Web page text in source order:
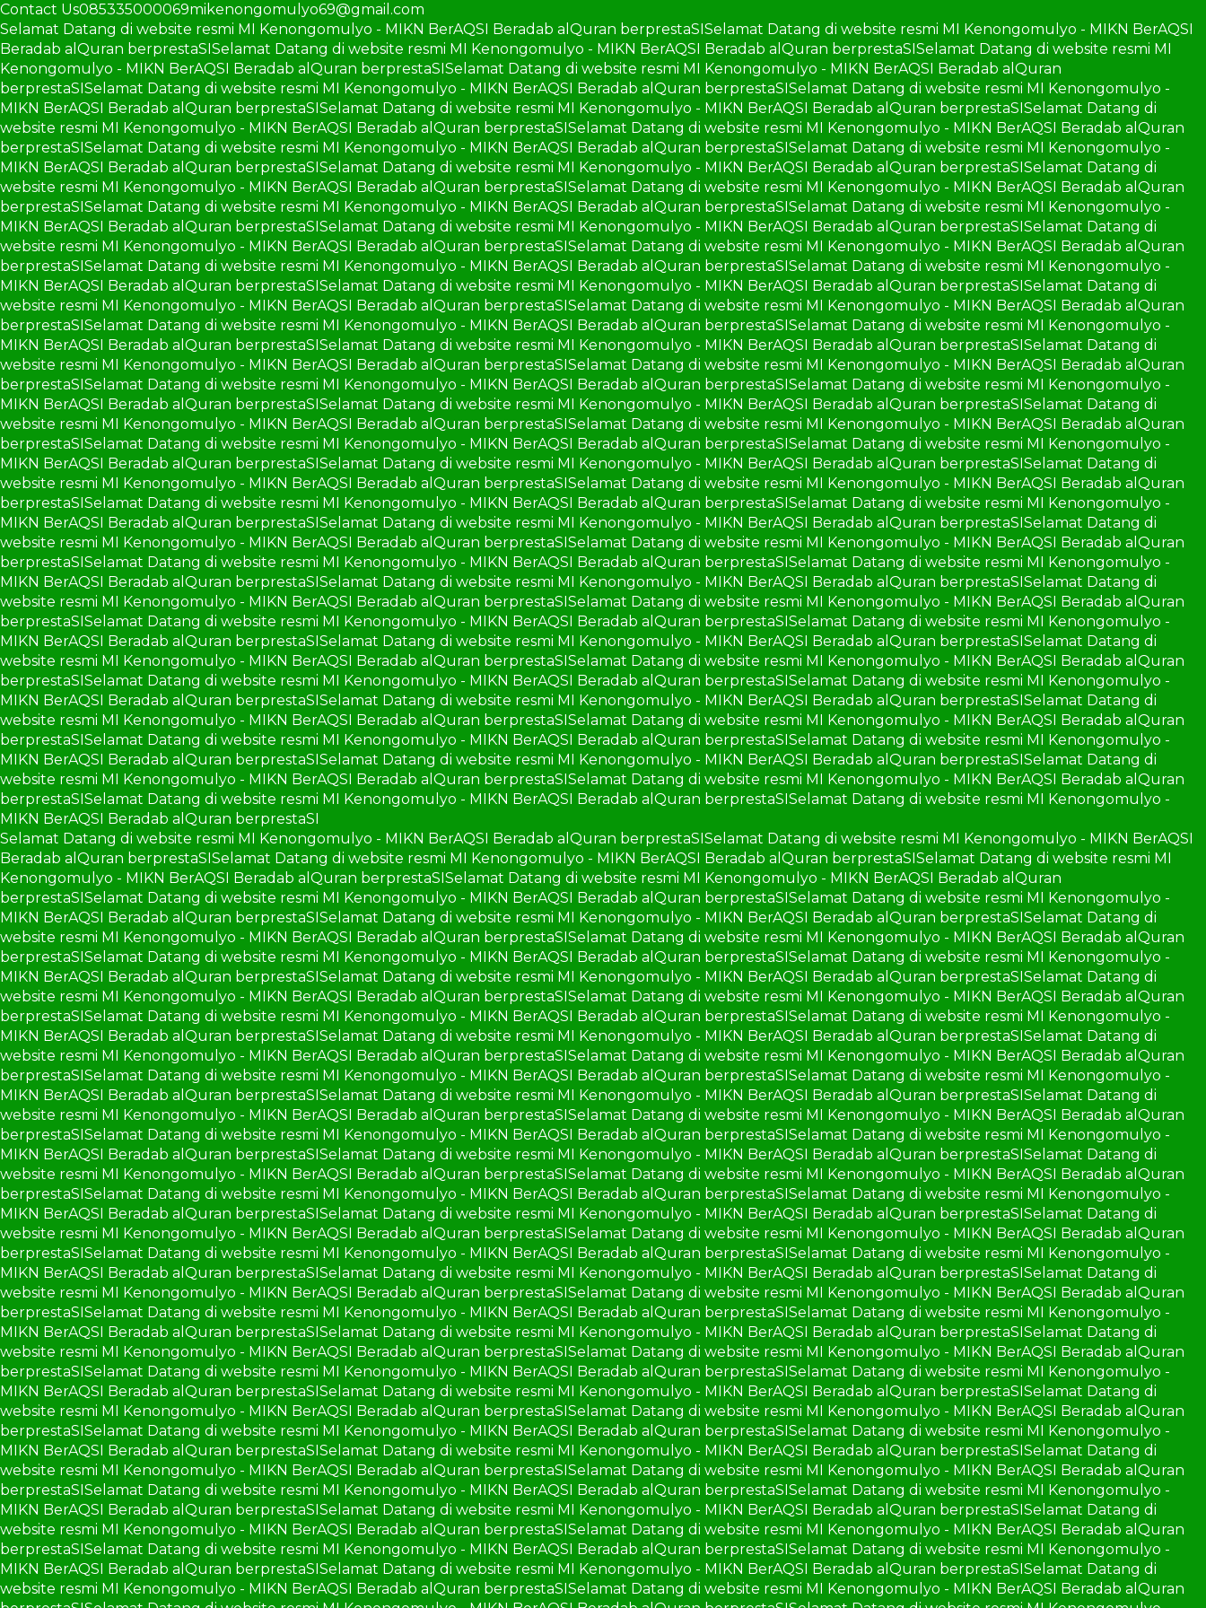
Contact Us085335000069mikenongomulyo69@gmail.com
Selamat Datang di website resmi MI Kenongomulyo - MIKN BerAQSI Beradab alQuran berprestaSISelamat Datang di website resmi MI Kenongomulyo - MIKN BerAQSI
Beradab alQuran berprestaSISelamat Datang di website resmi MI Kenongomulyo - MIKN BerAQSI Beradab alQuran berprestaSISelamat Datang di website resmi MI
Kenongomulyo - MIKN BerAQSI Beradab alQuran berprestaSISelamat Datang di website resmi MI Kenongomulyo - MIKN BerAQSI Beradab alQuran
berprestaSISelamat Datang di website resmi MI Kenongomulyo - MIKN BerAQSI Beradab alQuran berprestaSISelamat Datang di website resmi MI Kenongomulyo -
MIKN BerAQSI Beradab alQuran berprestaSISelamat Datang di website resmi MI Kenongomulyo - MIKN BerAQSI Beradab alQuran berprestaSISelamat Datang di
website resmi MI Kenongomulyo - MIKN BerAQSI Beradab alQuran berprestaSISelamat Datang di website resmi MI Kenongomulyo - MIKN BerAQSI Beradab alQuran
berprestaSISelamat Datang di website resmi MI Kenongomulyo - MIKN BerAQSI Beradab alQuran berprestaSISelamat Datang di website resmi MI Kenongomulyo -
MIKN BerAQSI Beradab alQuran berprestaSISelamat Datang di website resmi MI Kenongomulyo - MIKN BerAQSI Beradab alQuran berprestaSISelamat Datang di
website resmi MI Kenongomulyo - MIKN BerAQSI Beradab alQuran berprestaSISelamat Datang di website resmi MI Kenongomulyo - MIKN BerAQSI Beradab alQuran
berprestaSISelamat Datang di website resmi MI Kenongomulyo - MIKN BerAQSI Beradab alQuran berprestaSISelamat Datang di website resmi MI Kenongomulyo -
MIKN BerAQSI Beradab alQuran berprestaSISelamat Datang di website resmi MI Kenongomulyo - MIKN BerAQSI Beradab alQuran berprestaSISelamat Datang di
website resmi MI Kenongomulyo - MIKN BerAQSI Beradab alQuran berprestaSISelamat Datang di website resmi MI Kenongomulyo - MIKN BerAQSI Beradab alQuran
berprestaSISelamat Datang di website resmi MI Kenongomulyo - MIKN BerAQSI Beradab alQuran berprestaSISelamat Datang di website resmi MI Kenongomulyo -
MIKN BerAQSI Beradab alQuran berprestaSISelamat Datang di website resmi MI Kenongomulyo - MIKN BerAQSI Beradab alQuran berprestaSISelamat Datang di
website resmi MI Kenongomulyo - MIKN BerAQSI Beradab alQuran berprestaSISelamat Datang di website resmi MI Kenongomulyo - MIKN BerAQSI Beradab alQuran
berprestaSISelamat Datang di website resmi MI Kenongomulyo - MIKN BerAQSI Beradab alQuran berprestaSISelamat Datang di website resmi MI Kenongomulyo -
MIKN BerAQSI Beradab alQuran berprestaSISelamat Datang di website resmi MI Kenongomulyo - MIKN BerAQSI Beradab alQuran berprestaSISelamat Datang di
website resmi MI Kenongomulyo - MIKN BerAQSI Beradab alQuran berprestaSISelamat Datang di website resmi MI Kenongomulyo - MIKN BerAQSI Beradab alQuran
berprestaSISelamat Datang di website resmi MI Kenongomulyo - MIKN BerAQSI Beradab alQuran berprestaSISelamat Datang di website resmi MI Kenongomulyo -
MIKN BerAQSI Beradab alQuran berprestaSISelamat Datang di website resmi MI Kenongomulyo - MIKN BerAQSI Beradab alQuran berprestaSISelamat Datang di
website resmi MI Kenongomulyo - MIKN BerAQSI Beradab alQuran berprestaSISelamat Datang di website resmi MI Kenongomulyo - MIKN BerAQSI Beradab alQuran
berprestaSISelamat Datang di website resmi MI Kenongomulyo - MIKN BerAQSI Beradab alQuran berprestaSISelamat Datang di website resmi MI Kenongomulyo -
MIKN BerAQSI Beradab alQuran berprestaSISelamat Datang di website resmi MI Kenongomulyo - MIKN BerAQSI Beradab alQuran berprestaSISelamat Datang di
website resmi MI Kenongomulyo - MIKN BerAQSI Beradab alQuran berprestaSISelamat Datang di website resmi MI Kenongomulyo - MIKN BerAQSI Beradab alQuran
berprestaSISelamat Datang di website resmi MI Kenongomulyo - MIKN BerAQSI Beradab alQuran berprestaSISelamat Datang di website resmi MI Kenongomulyo -
MIKN BerAQSI Beradab alQuran berprestaSISelamat Datang di website resmi MI Kenongomulyo - MIKN BerAQSI Beradab alQuran berprestaSISelamat Datang di
website resmi MI Kenongomulyo - MIKN BerAQSI Beradab alQuran berprestaSISelamat Datang di website resmi MI Kenongomulyo - MIKN BerAQSI Beradab alQuran
berprestaSISelamat Datang di website resmi MI Kenongomulyo - MIKN BerAQSI Beradab alQuran berprestaSISelamat Datang di website resmi MI Kenongomulyo -
MIKN BerAQSI Beradab alQuran berprestaSISelamat Datang di website resmi MI Kenongomulyo - MIKN BerAQSI Beradab alQuran berprestaSISelamat Datang di
website resmi MI Kenongomulyo - MIKN BerAQSI Beradab alQuran berprestaSISelamat Datang di website resmi MI Kenongomulyo - MIKN BerAQSI Beradab alQuran
berprestaSISelamat Datang di website resmi MI Kenongomulyo - MIKN BerAQSI Beradab alQuran berprestaSISelamat Datang di website resmi MI Kenongomulyo -
MIKN BerAQSI Beradab alQuran berprestaSISelamat Datang di website resmi MI Kenongomulyo - MIKN BerAQSI Beradab alQuran berprestaSISelamat Datang di
website resmi MI Kenongomulyo - MIKN BerAQSI Beradab alQuran berprestaSISelamat Datang di website resmi MI Kenongomulyo - MIKN BerAQSI Beradab alQuran
berprestaSISelamat Datang di website resmi MI Kenongomulyo - MIKN BerAQSI Beradab alQuran berprestaSISelamat Datang di website resmi MI Kenongomulyo -
MIKN BerAQSI Beradab alQuran berprestaSISelamat Datang di website resmi MI Kenongomulyo - MIKN BerAQSI Beradab alQuran berprestaSISelamat Datang di
website resmi MI Kenongomulyo - MIKN BerAQSI Beradab alQuran berprestaSISelamat Datang di website resmi MI Kenongomulyo - MIKN BerAQSI Beradab alQuran
berprestaSISelamat Datang di website resmi MI Kenongomulyo - MIKN BerAQSI Beradab alQuran berprestaSISelamat Datang di website resmi MI Kenongomulyo -
MIKN BerAQSI Beradab alQuran berprestaSISelamat Datang di website resmi MI Kenongomulyo - MIKN BerAQSI Beradab alQuran berprestaSISelamat Datang di
website resmi MI Kenongomulyo - MIKN BerAQSI Beradab alQuran berprestaSISelamat Datang di website resmi MI Kenongomulyo - MIKN BerAQSI Beradab alQuran
berprestaSISelamat Datang di website resmi MI Kenongomulyo - MIKN BerAQSI Beradab alQuran berprestaSISelamat Datang di website resmi MI Kenongomulyo -
MIKN BerAQSI Beradab alQuran berprestaSI
Selamat Datang di website resmi MI Kenongomulyo - MIKN BerAQSI Beradab alQuran berprestaSISelamat Datang di website resmi MI Kenongomulyo - MIKN BerAQSI
Beradab alQuran berprestaSISelamat Datang di website resmi MI Kenongomulyo - MIKN BerAQSI Beradab alQuran berprestaSISelamat Datang di website resmi MI
Kenongomulyo - MIKN BerAQSI Beradab alQuran berprestaSISelamat Datang di website resmi MI Kenongomulyo - MIKN BerAQSI Beradab alQuran
berprestaSISelamat Datang di website resmi MI Kenongomulyo - MIKN BerAQSI Beradab alQuran berprestaSISelamat Datang di website resmi MI Kenongomulyo -
MIKN BerAQSI Beradab alQuran berprestaSISelamat Datang di website resmi MI Kenongomulyo - MIKN BerAQSI Beradab alQuran berprestaSISelamat Datang di
website resmi MI Kenongomulyo - MIKN BerAQSI Beradab alQuran berprestaSISelamat Datang di website resmi MI Kenongomulyo - MIKN BerAQSI Beradab alQuran
berprestaSISelamat Datang di website resmi MI Kenongomulyo - MIKN BerAQSI Beradab alQuran berprestaSISelamat Datang di website resmi MI Kenongomulyo -
MIKN BerAQSI Beradab alQuran berprestaSISelamat Datang di website resmi MI Kenongomulyo - MIKN BerAQSI Beradab alQuran berprestaSISelamat Datang di
website resmi MI Kenongomulyo - MIKN BerAQSI Beradab alQuran berprestaSISelamat Datang di website resmi MI Kenongomulyo - MIKN BerAQSI Beradab alQuran
berprestaSISelamat Datang di website resmi MI Kenongomulyo - MIKN BerAQSI Beradab alQuran berprestaSISelamat Datang di website resmi MI Kenongomulyo -
MIKN BerAQSI Beradab alQuran berprestaSISelamat Datang di website resmi MI Kenongomulyo - MIKN BerAQSI Beradab alQuran berprestaSISelamat Datang di
website resmi MI Kenongomulyo - MIKN BerAQSI Beradab alQuran berprestaSISelamat Datang di website resmi MI Kenongomulyo - MIKN BerAQSI Beradab alQuran
berprestaSISelamat Datang di website resmi MI Kenongomulyo - MIKN BerAQSI Beradab alQuran berprestaSISelamat Datang di website resmi MI Kenongomulyo -
MIKN BerAQSI Beradab alQuran berprestaSISelamat Datang di website resmi MI Kenongomulyo - MIKN BerAQSI Beradab alQuran berprestaSISelamat Datang di
website resmi MI Kenongomulyo - MIKN BerAQSI Beradab alQuran berprestaSISelamat Datang di website resmi MI Kenongomulyo - MIKN BerAQSI Beradab alQuran
berprestaSISelamat Datang di website resmi MI Kenongomulyo - MIKN BerAQSI Beradab alQuran berprestaSISelamat Datang di website resmi MI Kenongomulyo -
MIKN BerAQSI Beradab alQuran berprestaSISelamat Datang di website resmi MI Kenongomulyo - MIKN BerAQSI Beradab alQuran berprestaSISelamat Datang di
website resmi MI Kenongomulyo - MIKN BerAQSI Beradab alQuran berprestaSISelamat Datang di website resmi MI Kenongomulyo - MIKN BerAQSI Beradab alQuran
berprestaSISelamat Datang di website resmi MI Kenongomulyo - MIKN BerAQSI Beradab alQuran berprestaSISelamat Datang di website resmi MI Kenongomulyo -
MIKN BerAQSI Beradab alQuran berprestaSISelamat Datang di website resmi MI Kenongomulyo - MIKN BerAQSI Beradab alQuran berprestaSISelamat Datang di
website resmi MI Kenongomulyo - MIKN BerAQSI Beradab alQuran berprestaSISelamat Datang di website resmi MI Kenongomulyo - MIKN BerAQSI Beradab alQuran
berprestaSISelamat Datang di website resmi MI Kenongomulyo - MIKN BerAQSI Beradab alQuran berprestaSISelamat Datang di website resmi MI Kenongomulyo -
MIKN BerAQSI Beradab alQuran berprestaSISelamat Datang di website resmi MI Kenongomulyo - MIKN BerAQSI Beradab alQuran berprestaSISelamat Datang di
website resmi MI Kenongomulyo - MIKN BerAQSI Beradab alQuran berprestaSISelamat Datang di website resmi MI Kenongomulyo - MIKN BerAQSI Beradab alQuran
berprestaSISelamat Datang di website resmi MI Kenongomulyo - MIKN BerAQSI Beradab alQuran berprestaSISelamat Datang di website resmi MI Kenongomulyo -
MIKN BerAQSI Beradab alQuran berprestaSISelamat Datang di website resmi MI Kenongomulyo - MIKN BerAQSI Beradab alQuran berprestaSISelamat Datang di
website resmi MI Kenongomulyo - MIKN BerAQSI Beradab alQuran berprestaSISelamat Datang di website resmi MI Kenongomulyo - MIKN BerAQSI Beradab alQuran
berprestaSISelamat Datang di website resmi MI Kenongomulyo - MIKN BerAQSI Beradab alQuran berprestaSISelamat Datang di website resmi MI Kenongomulyo -
MIKN BerAQSI Beradab alQuran berprestaSISelamat Datang di website resmi MI Kenongomulyo - MIKN BerAQSI Beradab alQuran berprestaSISelamat Datang di
website resmi MI Kenongomulyo - MIKN BerAQSI Beradab alQuran berprestaSISelamat Datang di website resmi MI Kenongomulyo - MIKN BerAQSI Beradab alQuran
berprestaSISelamat Datang di website resmi MI Kenongomulyo - MIKN BerAQSI Beradab alQuran berprestaSISelamat Datang di website resmi MI Kenongomulyo -
MIKN BerAQSI Beradab alQuran berprestaSISelamat Datang di website resmi MI Kenongomulyo - MIKN BerAQSI Beradab alQuran berprestaSISelamat Datang di
website resmi MI Kenongomulyo - MIKN BerAQSI Beradab alQuran berprestaSISelamat Datang di website resmi MI Kenongomulyo - MIKN BerAQSI Beradab alQuran
berprestaSISelamat Datang di website resmi MI Kenongomulyo - MIKN BerAQSI Beradab alQuran berprestaSISelamat Datang di website resmi MI Kenongomulyo -
MIKN BerAQSI Beradab alQuran berprestaSISelamat Datang di website resmi MI Kenongomulyo - MIKN BerAQSI Beradab alQuran berprestaSISelamat Datang di
website resmi MI Kenongomulyo - MIKN BerAQSI Beradab alQuran berprestaSISelamat Datang di website resmi MI Kenongomulyo - MIKN BerAQSI Beradab alQuran
berprestaSISelamat Datang di website resmi MI Kenongomulyo - MIKN BerAQSI Beradab alQuran berprestaSISelamat Datang di website resmi MI Kenongomulyo -
MIKN BerAQSI Beradab alQuran berprestaSISelamat Datang di website resmi MI Kenongomulyo - MIKN BerAQSI Beradab alQuran berprestaSISelamat Datang di
website resmi MI Kenongomulyo - MIKN BerAQSI Beradab alQuran berprestaSISelamat Datang di website resmi MI Kenongomulyo - MIKN BerAQSI Beradab alQuran